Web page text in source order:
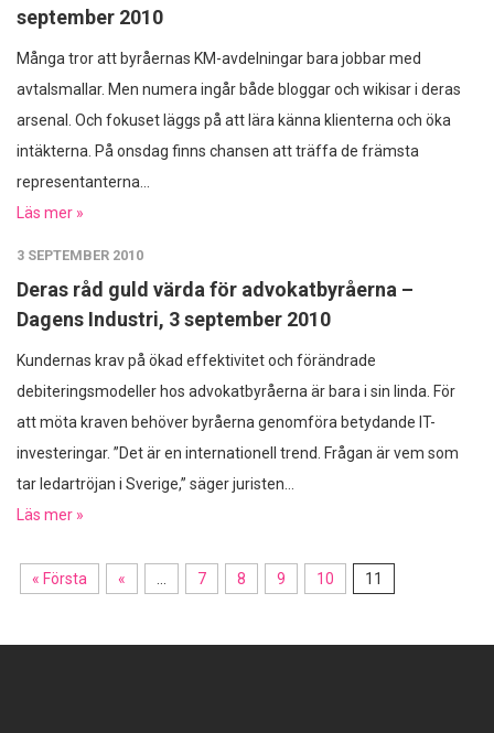
september 2010
Många tror att byråernas KM-avdelningar bara jobbar med
avtalsmallar. Men numera ingår både bloggar och wikisar i deras
arsenal. Och fokuset läggs på att lära känna klienterna och öka
intäkterna. På onsdag finns chansen att träffa de främsta
representanterna...
Läs mer »
3 SEPTEMBER 2010
Deras råd guld värda för advokatbyråerna –
Dagens Industri, 3 september 2010
Kundernas krav på ökad effektivitet och förändrade
debiteringsmodeller hos advokatbyråerna är bara i sin linda. För
att möta kraven behöver byråerna genomföra betydande IT-
investeringar. ”Det är en internationell trend. Frågan är vem som
tar ledartröjan i Sverige,” säger juristen...
Läs mer »
« Första « 7 8 9 10 11